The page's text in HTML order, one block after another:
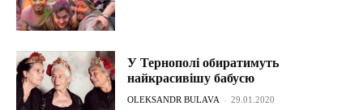
У Тернополі обиратимуть
найкрасивішу бабусю
OLEKSANDR BULAVA - 29.01.2020